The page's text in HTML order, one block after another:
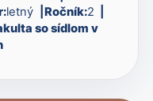
letný Ročník:2
so sídlom v